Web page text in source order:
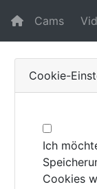
Cams
Cookie-
Ich
Cookies